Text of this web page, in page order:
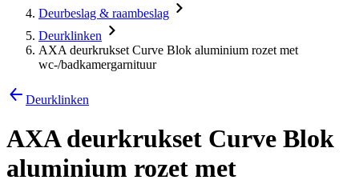
Deurbeslag & raambeslag
Deurklinken
AXA deurkrukset Curve Blok aluminium rozet met
wc-/badkamergarnituur
Deurklinken
AXA deurkrukset Curve Blok
aluminium rozet met